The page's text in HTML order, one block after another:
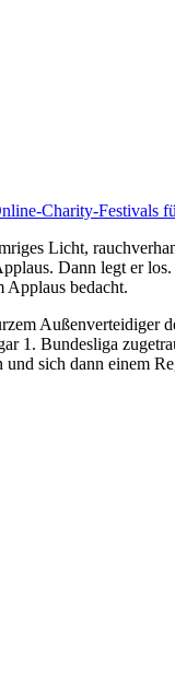
Charity-Festivals
Licht,
Dann legt er
bedacht.
Außenverteidiger
1. Bundesliga
sich dann einem